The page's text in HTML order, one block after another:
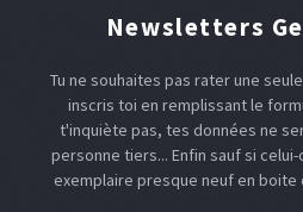
Newsletters
Tu ne souhaites pas rater une
inscris toi en remplissant le
t'inquiète pas, tes données ne
personne tiers... Enfin sauf si celui-
exemplaire presque neuf en boite